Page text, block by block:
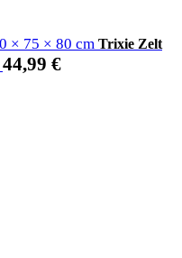
Trixie Zelt
44,99 €